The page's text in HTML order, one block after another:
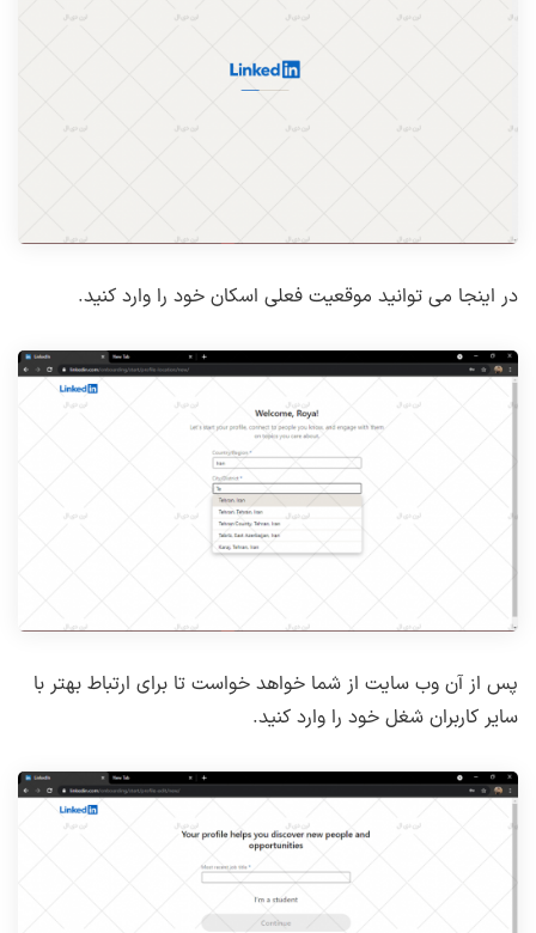
در اینجا می توانید موقعیت فعلی اسکان خود را وارد کنید.
پس از آن وب سایت از شما خواهد خواست تا برای ارتباط بهتر با
سایر کاربران شغل خود را وارد کنید.